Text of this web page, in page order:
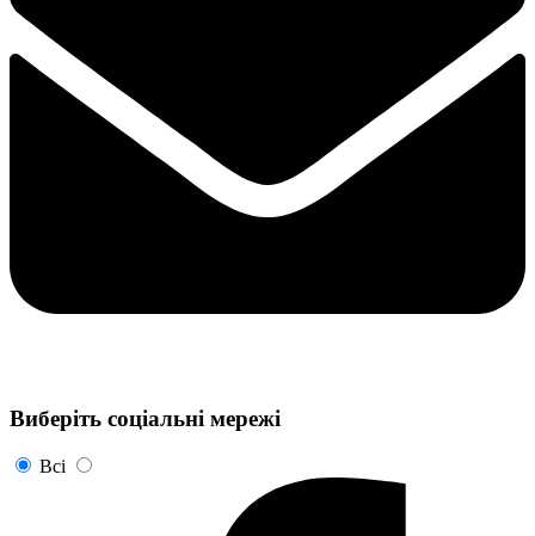
Виберіть соціальні мережі
Всі